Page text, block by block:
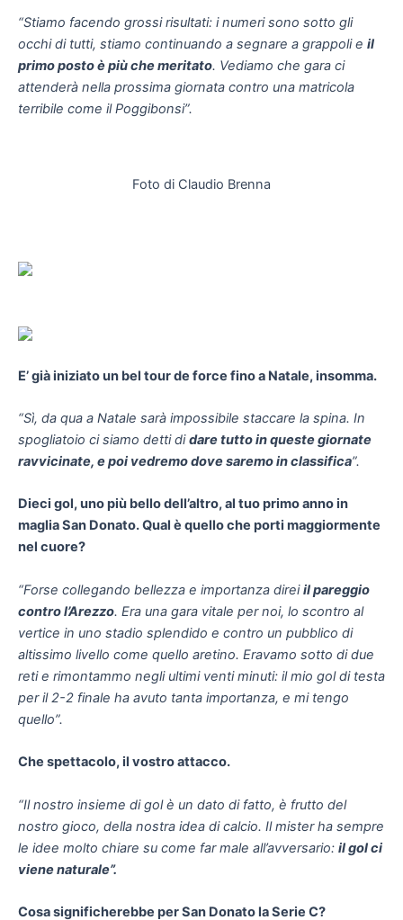
“Stiamo facendo grossi risultati: i numeri sono sotto gli
occhi di tutti, stiamo continuando a segnare a grappoli e il
primo posto è più che meritato. Vediamo che gara ci
attenderà nella prossima giornata contro una matricola
terribile come il Poggibonsi”.
Foto di Claudio Brenna
E’ già iniziato un bel tour de force fino a Natale, insomma.
“Sì, da qua a Natale sarà impossibile staccare la spina. In
spogliatoio ci siamo detti didare tutto in queste giornate
ravvicinate, e poi vedremo dove saremo in classifica”.
Dieci gol, uno più bello dell’altro, al tuo primo anno in
maglia San Donato. Qual è quello che porti maggiormente
nel cuore?
“Forse collegando bellezza e importanza direiil pareggio
contro l’Arezzo. Era una gara vitale per noi, lo scontro al
vertice in uno stadio splendido e contro un pubblico di
altissimo livello come quello aretino. Eravamo sotto di due
reti e rimontammo negli ultimi venti minuti: il mio gol di testa
per il 2-2 finale ha avuto tanta importanza, e mi tengo
quello”.
Che spettacolo, il vostro attacco.
“Il nostro insieme di gol è un dato di fatto, è frutto del
nostro gioco, della nostra idea di calcio. Il mister ha sempre
le idee molto chiare su come far male all’avversario: il gol ci
viene naturale”.
Cosa significherebbe per San Donato la Serie C?